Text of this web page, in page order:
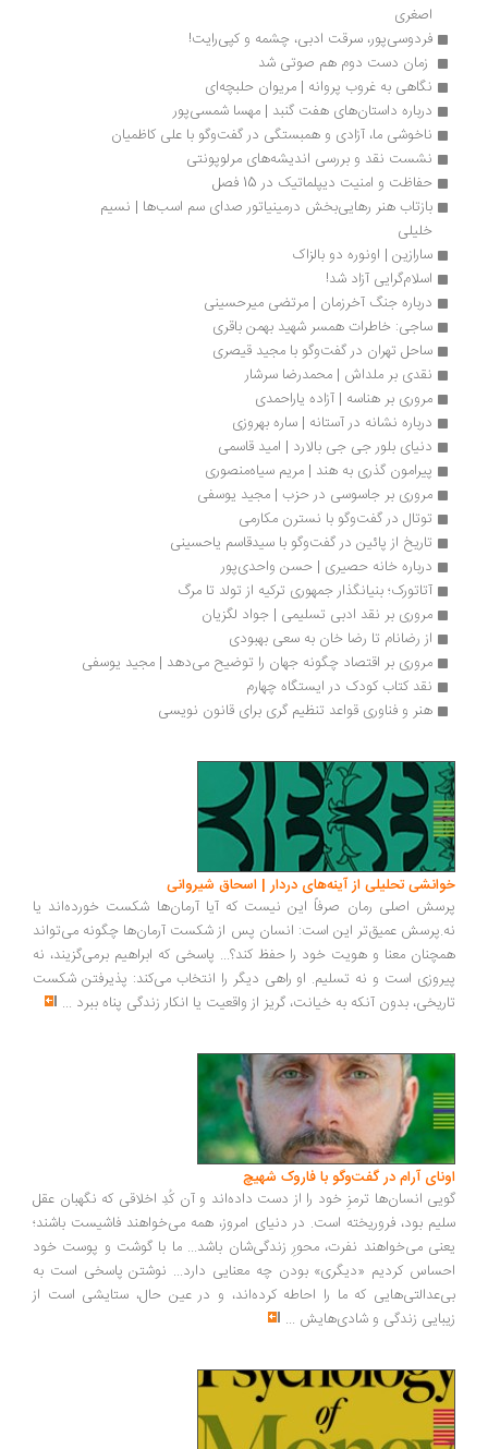
فردوسی‌پور، سرقت ادبی، چشمه‌‌ و کپی‌رایت!
زمان دست دوم هم صوتی شد
نگاهی به غروب پروانه | مریوان حلبچه‌ای
درباره داستان‌های هفت گنبد | مهسا شمسی‌پور
ناخوشی ما، آزادی و همبستگی در گفت‌وگو با علی کاظمیان
نشست نقد و بررسی اندیشه‌های مرلوپونتی
حفاظت و امنیت دیپلماتیک در 15 فصل
سارازین | اونوره دو بالزاک
اسلام‌گرایی آزاد شد!
درباره جنگ آخرزمان | مرتضی میرحسینی
ساجی: خاطرات همسر شهید بهمن باقری
ساحل تهران در گفت‌وگو با مجید قیصری
نقدی بر ملداش | محمدرضا سرشار
مروری بر هناسه | آزاده یاراحمدی
درباره نشانه در آستانه | ساره بهروزی
دنیای بلور جی جی بالارد | امید قاسمی
پیرامون گذری به هند | مریم سیاه‌منصوری
مروری بر جاسوسی در حزب | مجید یوسفی
توتال در گفت‌وگو با نسترن مکارمی
تاریخ از پائین در گفت‌وگو با سیدقاسم یاحسینی
درباره خانه حصیری | حسن واحدی‌پور
آتاتورک؛ بنیانگذار جمهوری ترکیه از تولد تا مرگ
مروری بر نقد ادبی تسلیمی | جواد لگزیان
از رضانام تا رضا خان به سعی بهبودی
مروری بر اقتصاد چگونه جهان را توضیح می‌دهد | مجید یوسفی
نقد کتاب کودک در ایستگاه چهارم
هنر و فناوری قواعد تنظیم گری برای قانون نویسی
تحلیلی از آینه‌های دردار | اسحاق شیروانی
اصلی رمان صرفاً این نیست که آیا آرمان‌ها شکست خورده‌اند یا
عمیق‌تر این است: انسان پس از شکست آرمان‌ها چگونه می‌تواند
معنا و هویت خود را حفظ کند؟... پاسخی که ابراهیم برمی‌گزیند، نه
است و نه تسلیم. او راهی دیگر را انتخاب می‌کند: پذیرفتن شکست
بدون آنکه به خیانت، گریز از واقعیت یا انکار زندگی پناه ببرد...
آرام در گفت‌وگو با فاروک شهیچ‭
انسان‌ها ترمزِ خود را از دست داده‌اند و آن کُدِ اخلاقی که نگهبان عقل
بود، فروریخته است. در دنیای امروز، همه می‌خواهند فاشیست باشند؛
می‌خواهند نفرت، محورِ زندگی‌شان باشد... ما با گوشت و پوست خود
کردیم «دیگری» بودن چه معنایی دارد... نوشتن پاسخی است به
که ما را احاطه کرده‌اند، و در عین حال، ستایشی است از
زندگی و شادی‌هایش...